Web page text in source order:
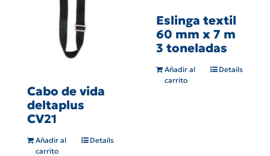
Cabo de vida
deltaplus
CV21
Añadir al
carrito
Details
Eslinga textil
60 mm x 7 m
3 toneladas
Añadir al
carrito
Details